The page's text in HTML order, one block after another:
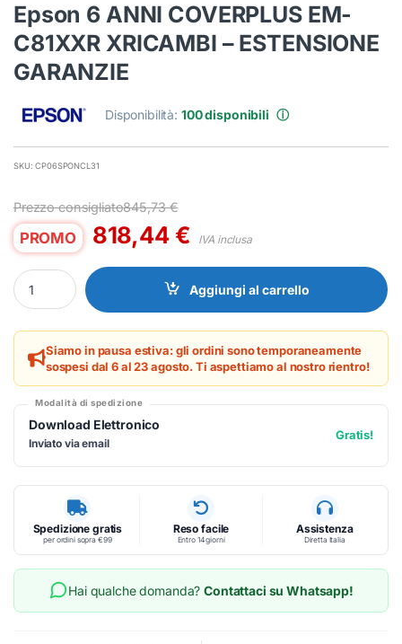
Epson 6 ANNI COVERPLUS EM-
C81XXR XRICAMBI – ESTENSIONE
GARANZIE
Disponibilità: 100 disponibili ⓘ
SKU: CP06SPONCL31
Prezzo consigliato845,73€
PROMO 818,44€ IVA inclusa
Epson 6 ANNI COVERPLUS EM-C81XXR XRICAMBI -
Aggiungi al carrello
Siamo in pausa estiva: gli ordini sono temporaneamente
sospesi dal 6 al 23 agosto. Ti aspettiamo al nostro rientro!
Modalità di spedizione
Download Elettronico
Inviato via email
Gratis!
Spedizione gratis
per ordini sopra €99
Reso facile
Entro 14 giorni
Assistenza
Diretta Italia
Hai qualche domanda?Contattaci su Whatsapp!